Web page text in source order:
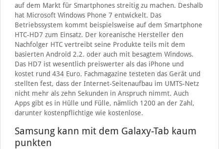
auf dem Markt für Smartphones streitig zu machen. Deshalb
hat Microsoft Windows Phone 7 entwickelt. Das
Betriebssystem kommt beispielsweise auf dem Smartphone
HTC-HD7 zum Einsatz. Der koreanische Hersteller den
Nachfolger HTC vertreibt seine Produkte teils mit dem
basierten Android 2.2. oder auch mit besagtem Windows.
Das HD7 ist wesentlich preiswerter als das iPhone und
kostet rund 434 Euro. Fachmagazine testeten das Gerät und
stellten fest, dass der Internet-Seitenaufbau im UMTS-Netz
nicht mehr als zehn Sekunden in Anspruch nimmt. Auch
Apps gibt es in Hülle und Fülle, nämlich 1200 an der Zahl,
darunter kostenpflichtige wie kostenlose.
Samsung kann mit dem Galaxy-Tab kaum
punkten